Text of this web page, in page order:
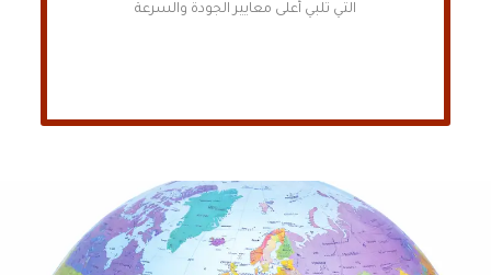
التي تلبي أعلى معايير الجودة والسرعة